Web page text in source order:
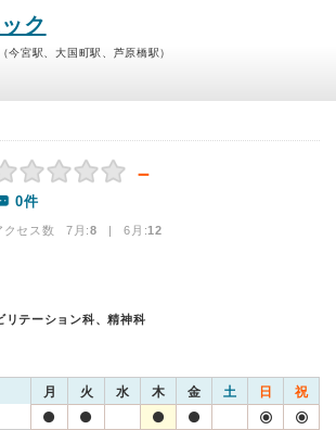
ク
今宮駅、大国町駅、芦原橋駅）
－
0件
クセス数 7月:8 | 6月:12
リテーション科、精神科
月 火 水 木 金 土 日 祝